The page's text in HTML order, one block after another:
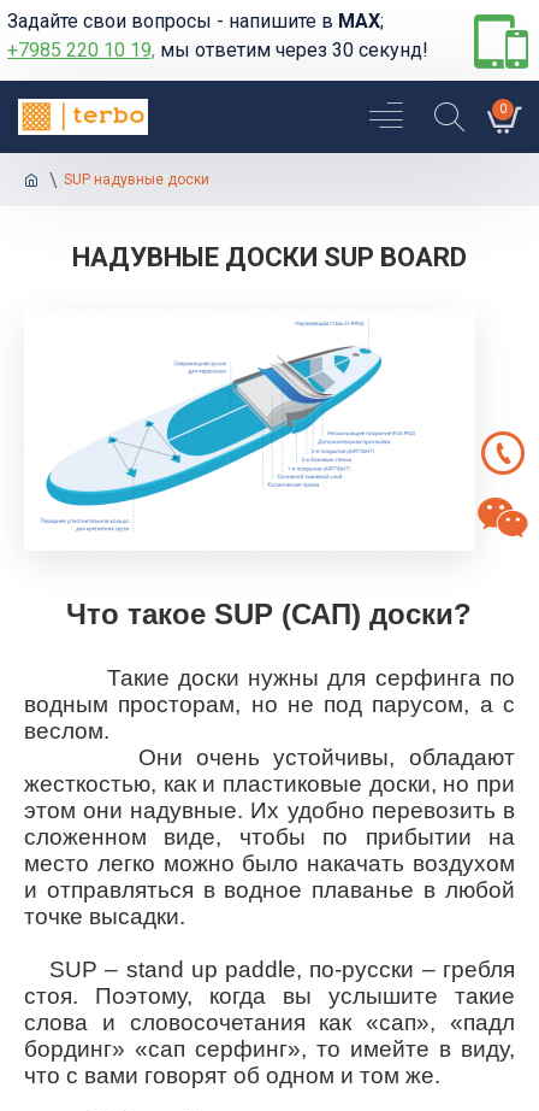
Задайте свои вопросы - напишите в MAX;
+7985 220 10 19, мы ответим через 30 секунд!
0
SUP надувные доски
НАДУВНЫЕ ДОСКИ SUP BOARD
Что такое SUP (САП) доски?
Такие доски нужны для серфинга по
водным просторам, но не под парусом, а с
веслом.
Они очень устойчивы, обладают
жесткостью, как и пластиковые доски, но при
этом они надувные. Их удобно перевозить в
сложенном виде, чтобы по прибытии на
место легко можно было накачать воздухом
и отправляться в водное плаванье в любой
точке высадки.
SUP – stand up paddle, по-русски – гребля
стоя. Поэтому, когда вы услышите такие
слова и словосочетания как «сап», «падл
бординг» «сап серфинг», то имейте в виду,
что с вами говорят об одном и том же.